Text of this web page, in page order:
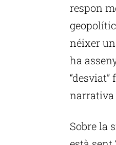
respon
néixer
ha
narrativa
Sobre la